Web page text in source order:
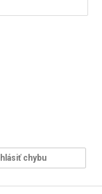
chybu